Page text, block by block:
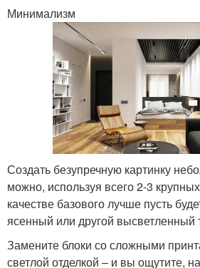
Минимализм
Создать безупречную картинку
можно, используя всего 2-3
качестве базового лучше пусть
ясенный или другой высветленный
Замените блоки со сложными
светлой отделкой – и вы ощутите,